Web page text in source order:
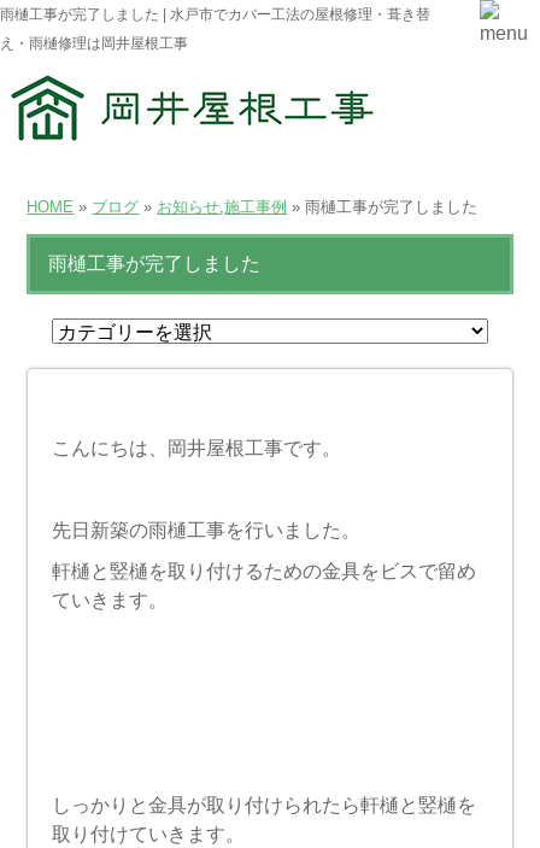
雨樋工事が完了しました | 水戸市でカバー工法の屋根修理・葺き替
え・雨樋修理は岡井屋根工事
HOME » ブログ » お知らせ,施工事例 » 雨樋工事が完了しました
雨樋工事が完了しました
こんにちは、岡井屋根工事です。
先日新築の雨樋工事を行いました。
軒樋と竪樋を取り付けるための金具をビスで留め
ていきます。
しっかりと金具が取り付けられたら軒樋と竪樋を
取り付けていきます。